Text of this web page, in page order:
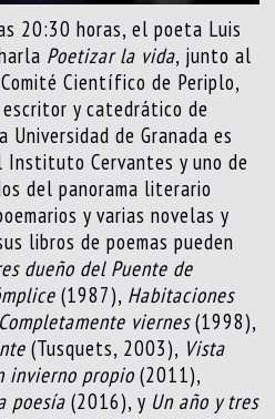
20:30 horas, el poeta Luis
Poetizar la vida, junto al
Científico de Periplo,
escritor y catedrático de
de Granada es
Cervantes y uno de
del panorama literario
y varias novelas y
libros de poemas pueden
dueño del Puente de
(1987), Habitaciones
Completamente viernes(1998),
(Tusquets, 2003), Vista
invierno propio (2011),
poesía(2016), y Un año y tres